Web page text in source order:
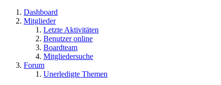
Dashboard
Mitglieder
Letzte Aktivitäten
Benutzer online
Boardteam
Mitgliedersuche
Forum
Unerledigte Themen